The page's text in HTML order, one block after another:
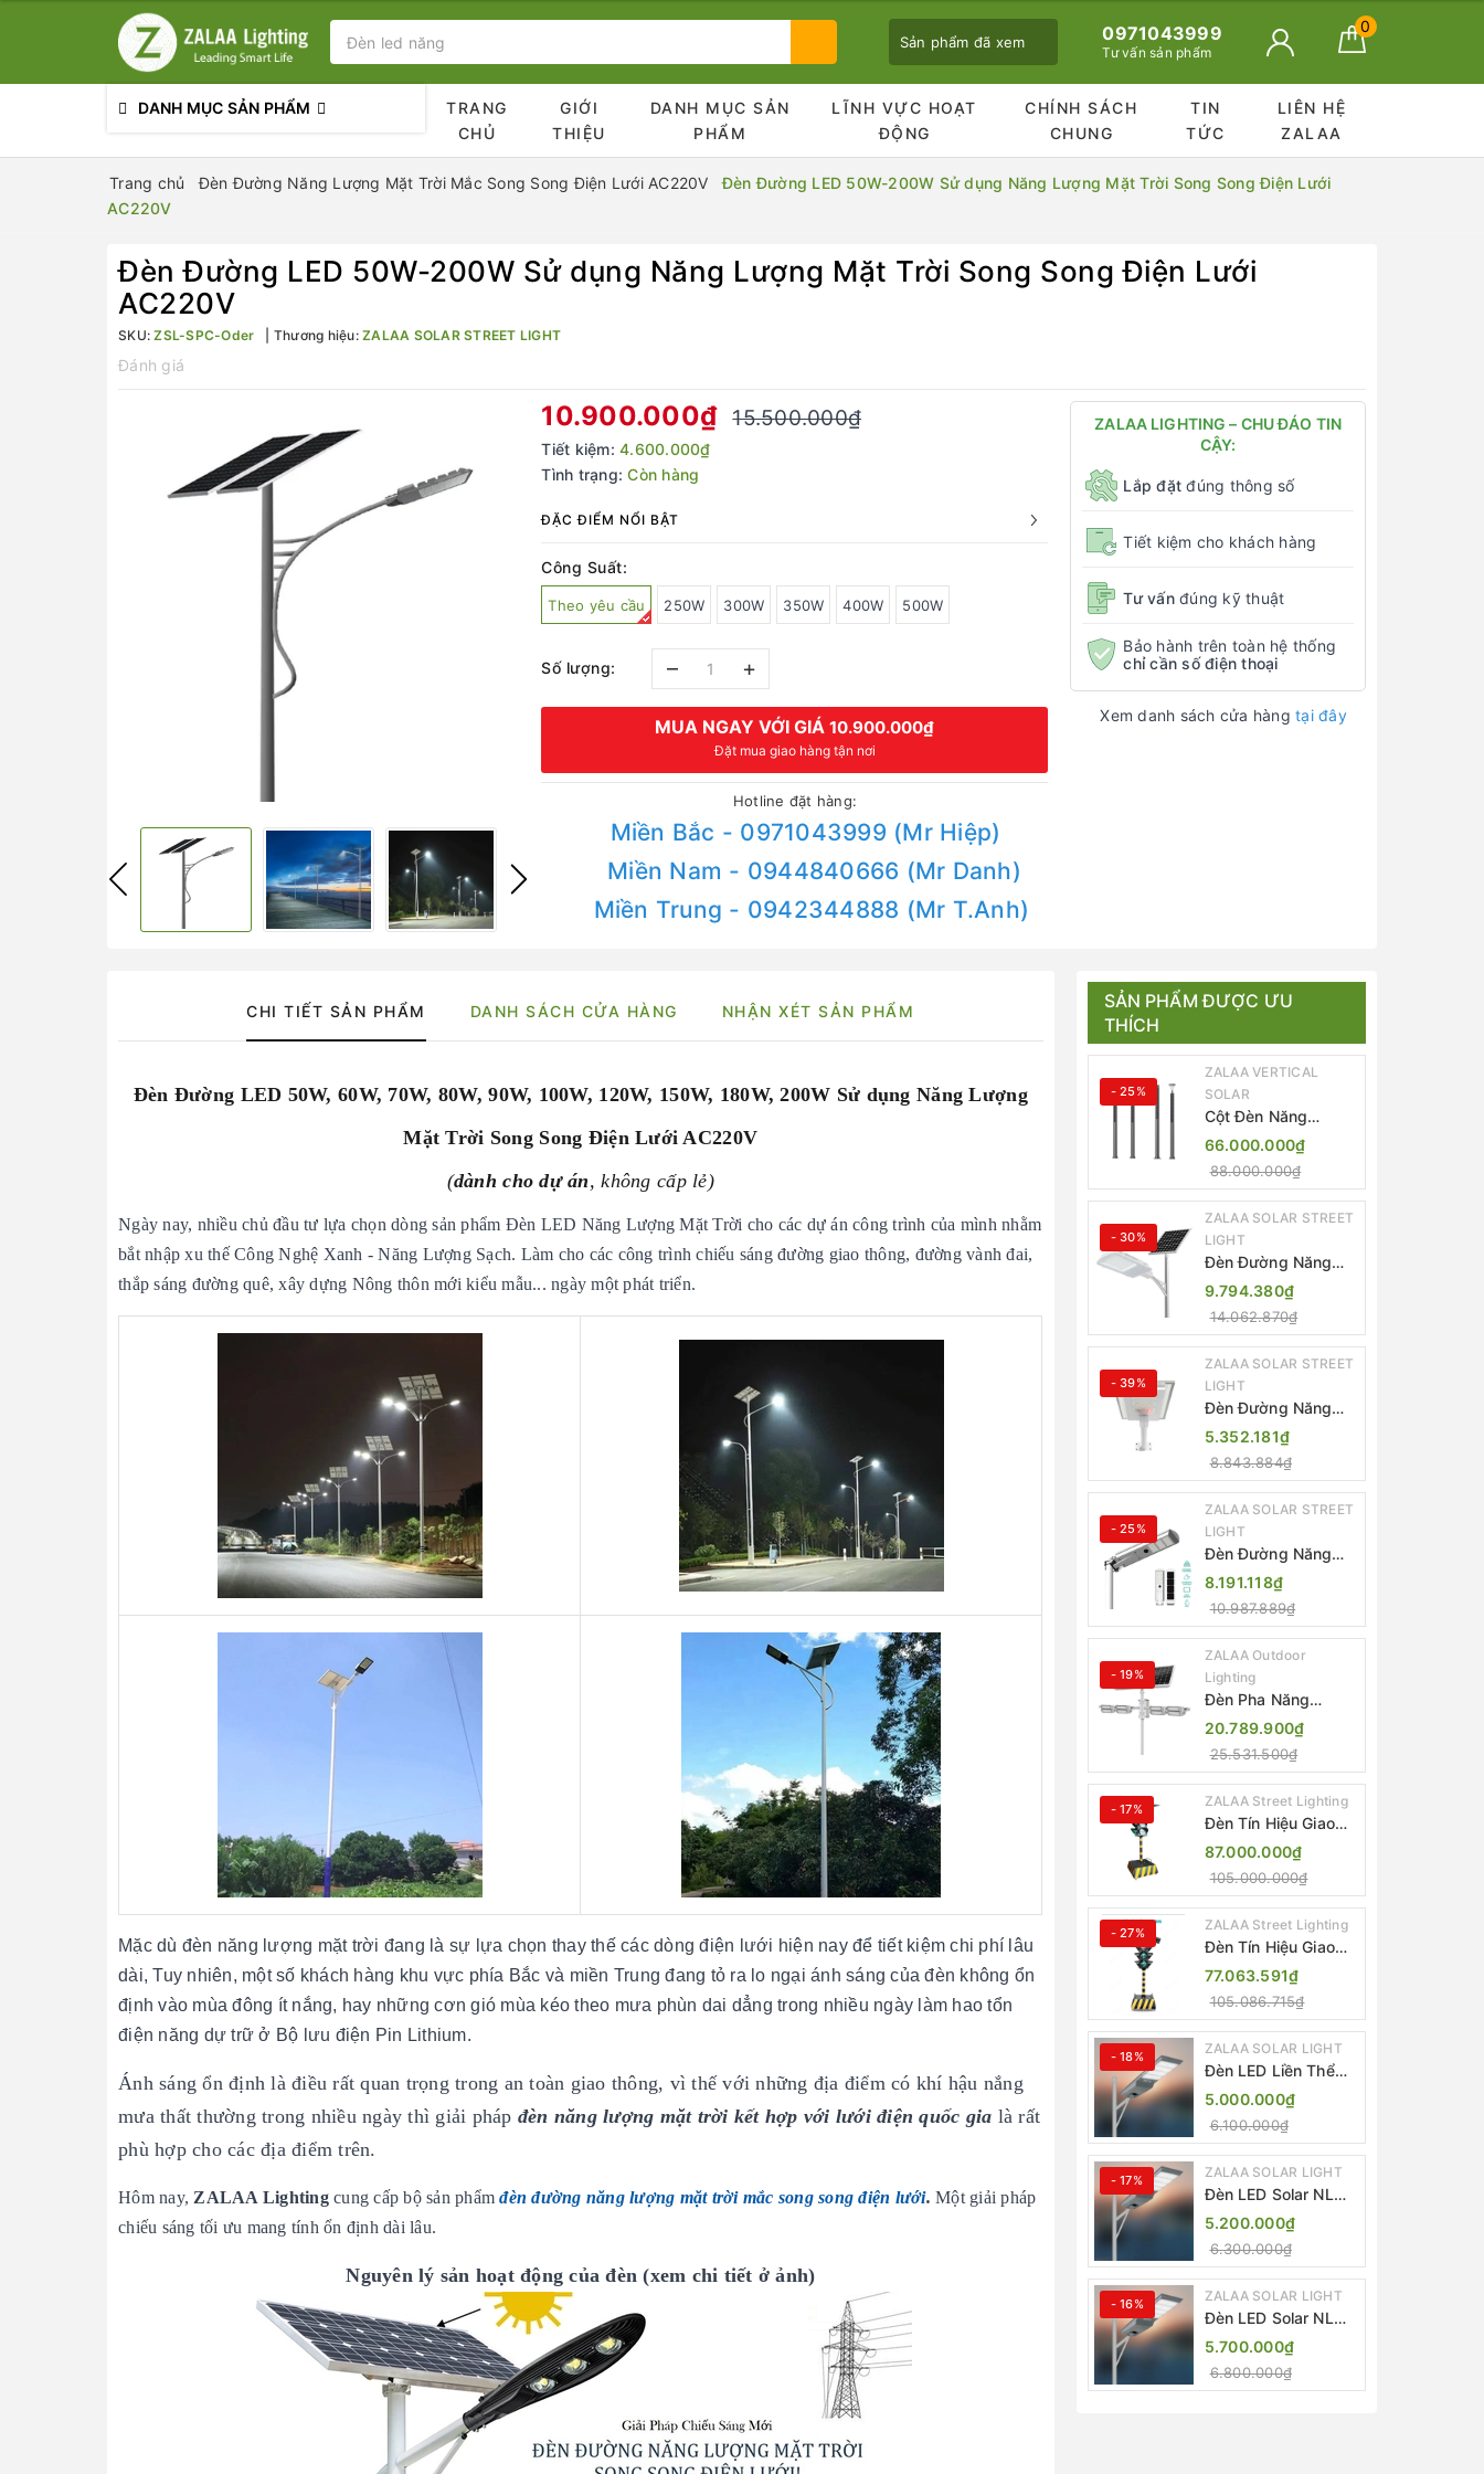
Sản phẩm đã xem 0971043999
Tư vấn sản phẩm
0
DANH MỤC SẢN PHẨM
TRANG
CHỦ
GIỚI
THIỆU
DANH MỤC SẢN
PHẨM
LĨNH VỰC HOẠT
ĐỘNG
CHÍNH SÁCH
CHUNG
TIN
TỨC
LIÊN HỆ
ZALAA
Trang chủ Đèn Đường Năng Lượng Mặt Trời Mắc Song Song Điện Lưới AC220V
Đèn Đường LED 50W-200W Sử dụng Năng Lượng Mặt Trời Song Song Điện Lưới
AC220V
Đèn Đường LED 50W-200W Sử dụng Năng Lượng Mặt Trời Song Song Điện Lưới
AC220V
SKU:ZSL-SPC-Oder Thương hiệu: ZALAA SOLAR STREET LIGHT
Đánh giá
10.900.000₫ 15.500.000₫
Tiết kiệm:4.600.000₫
Tình trạng: Còn hàng
ĐẶC ĐIỂM NỔI BẬT
Công Suất:
Theo yêu cầu 250W 300W 350W 400W 500W
Số lượng: – +
MUA NGAY VỚI GIÁ10.900.000₫
Đặt mua giao hàng tận nơi
Hotline đặt hàng:
Miền Bắc - 0971043999 (Mr Hiệp)
Miền Nam - 0944840666 (Mr Danh)
Miền Trung - 0942344888 (Mr T.Anh)
ZALAA LIGHTING – CHU ĐÁO TIN
CẬY:
Lắp đặt đúng thông số
Tiết kiệm cho khách hàng
Tư vấnđúng kỹ thuật
Bảo hành trên toàn hệ thống
chỉ cần số điện thoại
Xem danh sách cửa hàngtại đây
CHI TIẾT SẢN PHẨM DANH SÁCH CỬA HÀNG NHẬN XÉT SẢN PHẨM
Đèn Đường LED 50W, 60W, 70W, 80W, 90W, 100W, 120W, 150W, 180W, 200W Sử dụng Năng Lượng
Mặt Trời Song Song Điện Lưới AC220V
(dành cho dự án, không cấp lẻ)
Ngày nay, nhiều chủ đầu tư lựa chọn dòng sản phẩm Đèn LED Năng Lượng Mặt Trời cho các dự án công trình của mình nhằm
bắt nhập xu thế Công Nghệ Xanh - Năng Lượng Sạch. Làm cho các công trình chiếu sáng đường giao thông, đường vành đai,
thắp sáng đường quê, xây dựng Nông thôn mới kiểu mẫu... ngày một phát triển.
Mặc dù đèn năng lượng mặt trời đang là sự lựa chọn thay thế các dòng điện lưới hiện nay để tiết kiệm chi phí lâu
dài, Tuy nhiên, một số khách hàng khu vực phía Bắc và miền Trung đang tỏ ra lo ngại ánh sáng của đèn không ổn
định vào mùa đông ít nắng, hay những cơn gió mùa kéo theo mưa phùn dai dẳng trong nhiều ngày làm hao tổn
điện năng dự trữ ở Bộ lưu điện Pin Lithium.
Ánh sáng ổn định là điều rất quan trọng trong an toàn giao thông, vì thế với những địa điểm có khí hậu nắng
mưa thất thường trong nhiều ngày thì giải pháp đèn năng lượng mặt trời kết hợp với lưới điện quốc gia là rất
phù hợp cho các địa điểm trên.
Hôm nay, ZALAA Lightingcung cấp bộ sản phẩmđèn đường năng lượng mặt trời mắc song song điện lưới. Một giải pháp
chiếu sáng tối ưu mang tính ổn định dài lâu.
Nguyên lý sản hoạt động của đèn (xem chi tiết ở ảnh)
SẢN PHẨM ĐƯỢC ƯU
THÍCH
- 25%
ZALAA VERTICAL
SOLAR
Cột Đèn Năng
Lượng Mặt Trời Dọc
Thông Minh ZSR-
YYDS-360 | ZALAA
Jsc
66.000.000₫
88.000.000₫
- 30%
ZALAA SOLAR STREET
LIGHT
Đèn Đường Năng
Lượng Mặt Trời
Thông Minh Điều
Khiển MPPT ZL-
GMX01 ZALAA
9.794.380₫
14.062.870₫
- 39%
ZALAA SOLAR STREET
LIGHT
Đèn Đường Năng
Lượng Mặt Trời
Nhôm Đúc ZALAA
ZL-BWH Cao Cấp
IP65
5.352.181₫
8.843.884₫
- 25%
ZALAA SOLAR STREET
LIGHT
Đèn Đường Năng
Lượng Mặt Trời Tích
Hợp Camera ZALAA
ZL-BJ04-CCTV
(80W, IP65)
8.191.118₫
10.987.889₫
- 19%
ZALAA Outdoor
Lighting
Đèn Pha Năng
Lượng Mặt Trời Sân
Thể Thao ZALAA
Jsc Chống Nước
IP65 Cao Cấp
20.789.900₫
25.531.500₫
- 17% ZALAA Street Lighting
Đèn Tín Hiệu Giao
Thông Di Động Năng
Lượng Mặt Trời
ZALAA ZL-300A-D
87.000.000₫
105.000.000₫
- 27% ZALAA Street Lighting
Đèn Tín Hiệu Giao
Thông Di Động Năng
Lượng Mặt Trời
ZALAA ZL-409300C
77.063.591₫
105.086.715₫
- 18% ZALAA SOLAR LIGHT
Đèn LED Liền Thể
ZALAA Solar Street
Light ZKC-TG 20W
25W 30W All In One
5.000.000₫
6.100.000₫
- 17% ZALAA SOLAR LIGHT
Đèn LED Solar NLMT
Liền Thể ZKC-TG
20W All in One |
ZALAA Street Light
5.200.000₫
6.300.000₫
- 16% ZALAA SOLAR LIGHT
Đèn LED Solar NLMT
Liền Thể ZKC-TG
25W All in One |
ZALAA Street Light
5.700.000₫
6.800.000₫